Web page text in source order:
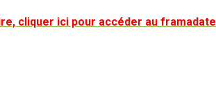
cliquer ici pour accéder au framadate